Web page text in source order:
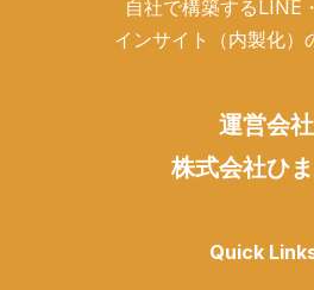
自社で構築するLINE
インサイト（内製化）
運営会社
株式会社ひ
Quick